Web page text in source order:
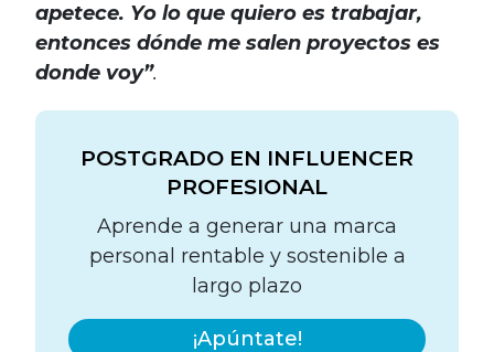
apetece. Yo lo que quiero es trabajar,
entonces dónde me salen proyectos es
donde voy”.
POSTGRADO EN INFLUENCER
PROFESIONAL
Aprende a generar una marca
personal rentable y sostenible a
largo plazo
¡Apúntate!